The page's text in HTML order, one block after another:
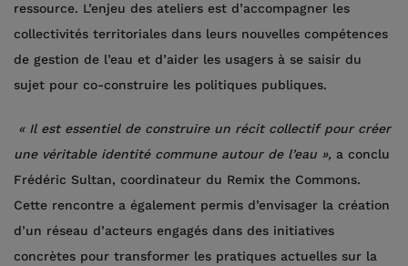
ressource. L’enjeu des ateliers est d’accompagner les
collectivités territoriales dans leurs nouvelles compétences
de gestion de l’eau et d’aider les usagers à se saisir du
sujet pour co-construire les politiques publiques.
« Il est essentiel de construire un récit collectif pour créer
une véritable identité commune autour de l’eau », a conclu
Frédéric Sultan, coordinateur du Remix the Commons.
Cette rencontre a également permis d’envisager la création
d’un réseau d’acteurs engagés dans des initiatives
concrètes pour transformer les pratiques actuelles sur la